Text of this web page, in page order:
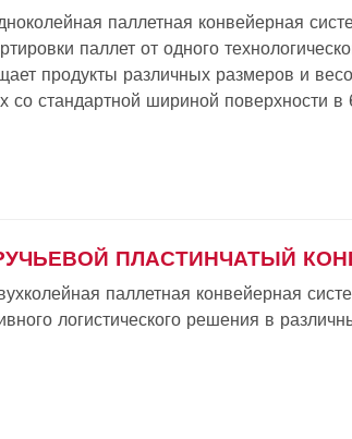
паллетная конвейерная
паллет от одного
продукты различных размеров и
со стандартной шириной поверхности
ПЛАСТИНЧАТЫЙ
паллетная конвейерная
логистического решения в